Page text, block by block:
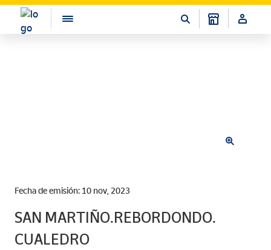
Fecha de emisión: 10 nov, 2023
SAN MARTIÑO.REBORDONDO.
CUALEDRO